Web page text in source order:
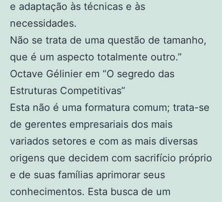
e adaptação às técnicas e às
necessidades.
Não se trata de uma questão de tamanho,
que é um aspecto totalmente outro.”
Octave Gélinier em “O segredo das
Estruturas Competitivas”
Esta não é uma formatura comum; trata-se
de gerentes empresariais dos mais
variados setores e com as mais diversas
origens que decidem com sacrifício próprio
e de suas famílias aprimorar seus
conhecimentos. Esta busca de um